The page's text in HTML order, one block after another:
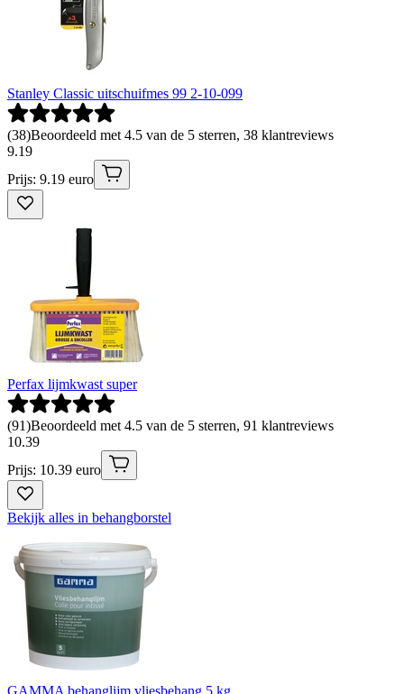
Stanley Classic uitschuifmes 99 2-10-099
(38)Beoordeeld met 4.5 van de 5 sterren, 38 klantreviews
9.19
Prijs: 9.19 euro
Perfax lijmkwast super
(91)Beoordeeld met 4.5 van de 5 sterren, 91 klantreviews
10.39
Prijs: 10.39 euro
Bekijk alles in behangborstel
GAMMA behanglijm vliesbehang 5 kg